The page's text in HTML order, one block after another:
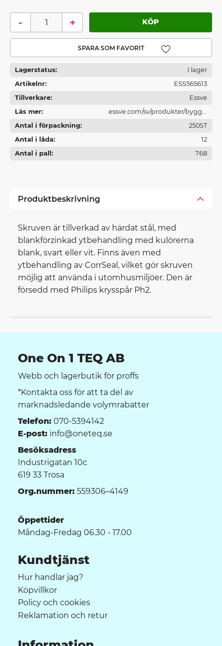
+
-
Lägg till i favoriter
Lagerstatus
I lager
Artikelnr
ESS565613
Tillverkare
Essve
Läs mer
essve.com/sv/produkter/bygg--
och-traskruv/
Antal i förpackning
250ST
Antal i låda
12
Antal i pall
768
Produktbeskrivning
Skruven är tillverkad av härdat stål, med
blankförzinkad ytbehandling med kulörerna
blank, svart eller vit. Finns även med
ytbehandling av CorrSeal, vilket gör skruven
möjlig att använda i utomhusmiljöer. Den är
försedd med Philips krysspår Ph2.
One On 1 TEQ AB
Webb och lagerbutik för proffs
*Kontakta oss för att ta del av
marknadsledande volymrabatter
Telefon: 070-5394142
E-post: info@oneteq.se
Besöksadress
Industrigatan 10c
619 33 Trosa
Org.nummer: 559306–4149
Öppettider
Måndag-Fredag 06.30 - 17.00
Kundtjänst
Hur handlar jag?
Köpvillkor
Policy och cookies
Reklamation och retur